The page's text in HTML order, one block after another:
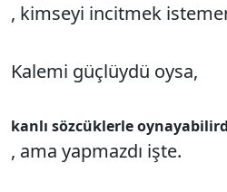
, kimseyi incitmek
Kalemi güçlüydü oysa,
kanlı sözcüklerle
, ama yapmazdı işte.